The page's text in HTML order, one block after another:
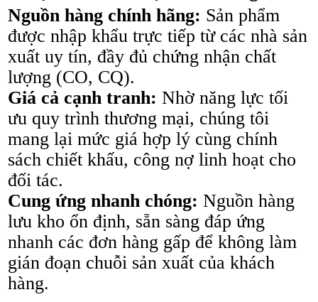
Nguồn hàng chính hãng: Sản phẩm
được nhập khẩu trực tiếp từ các nhà sản
xuất uy tín, đầy đủ chứng nhận chất
lượng (CO, CQ).
Giá cả cạnh tranh: Nhờ năng lực tối
ưu quy trình thương mại, chúng tôi
mang lại mức giá hợp lý cùng chính
sách chiết khấu, công nợ linh hoạt cho
đối tác.
Cung ứng nhanh chóng: Nguồn hàng
lưu kho ổn định, sẵn sàng đáp ứng
nhanh các đơn hàng gấp để không làm
gián đoạn chuỗi sản xuất của khách
hàng.